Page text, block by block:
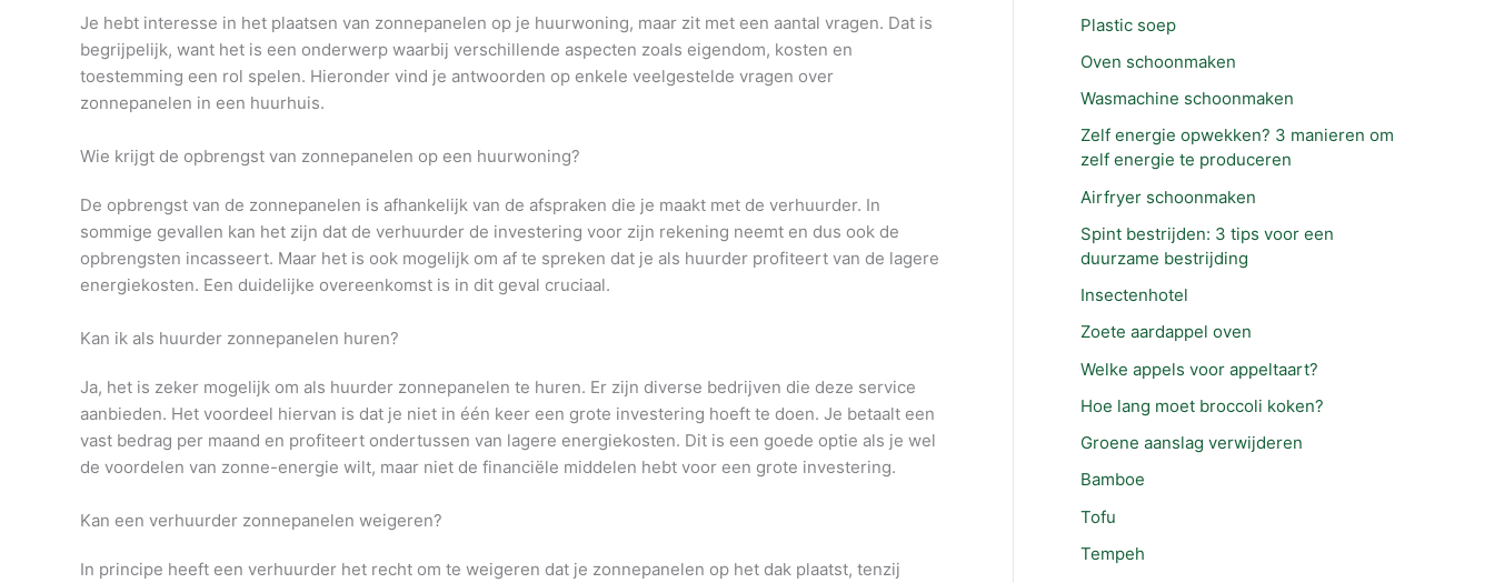
Je hebt interesse in het plaatsen van zonnepanelen op je huurwoning, maar zit met een aantal vragen. Dat is
begrijpelijk, want het is een onderwerp waarbij verschillende aspecten zoals eigendom, kosten en
toestemming een rol spelen. Hieronder vind je antwoorden op enkele veelgestelde vragen over
zonnepanelen in een huurhuis.
Wie krijgt de opbrengst van zonnepanelen op een huurwoning?
De opbrengst van de zonnepanelen is afhankelijk van de afspraken die je maakt met de verhuurder. In
sommige gevallen kan het zijn dat de verhuurder de investering voor zijn rekening neemt en dus ook de
opbrengsten incasseert. Maar het is ook mogelijk om af te spreken dat je als huurder profiteert van de lagere
energiekosten. Een duidelijke overeenkomst is in dit geval cruciaal.
Kan ik als huurder zonnepanelen huren?
Ja, het is zeker mogelijk om als huurder zonnepanelen te huren. Er zijn diverse bedrijven die deze service
aanbieden. Het voordeel hiervan is dat je niet in één keer een grote investering hoeft te doen. Je betaalt een
vast bedrag per maand en profiteert ondertussen van lagere energiekosten. Dit is een goede optie als je wel
de voordelen van zonne-energie wilt, maar niet de financiële middelen hebt voor een grote investering.
Kan een verhuurder zonnepanelen weigeren?
In principe heeft een verhuurder het recht om te weigeren dat je zonnepanelen op het dak plaatst, tenzij
Plastic soep
Oven schoonmaken
Wasmachine schoonmaken
Zelf energie opwekken? 3 manieren om
zelf energie te produceren
Airfryer schoonmaken
Spint bestrijden: 3 tips voor een
duurzame bestrijding
Insectenhotel
Zoete aardappel oven
Welke appels voor appeltaart?
Hoe lang moet broccoli koken?
Groene aanslag verwijderen
Bamboe
Tofu
Tempeh